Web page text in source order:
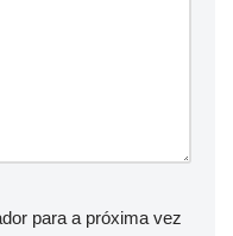
para a próxima vez